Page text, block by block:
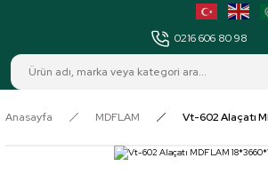
0216 606 80 98
Anasayfa MDFLAM Vt-602 Alaçatı